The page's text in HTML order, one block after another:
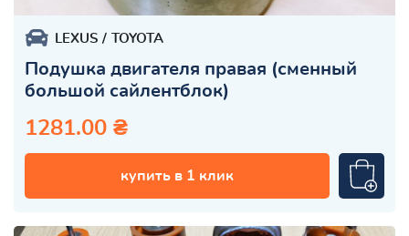
LEXUS TOYOTA
Подушка двигателя правая (сменный
большой сайлентблок)
1281.00 ₴
купить в 1 клик